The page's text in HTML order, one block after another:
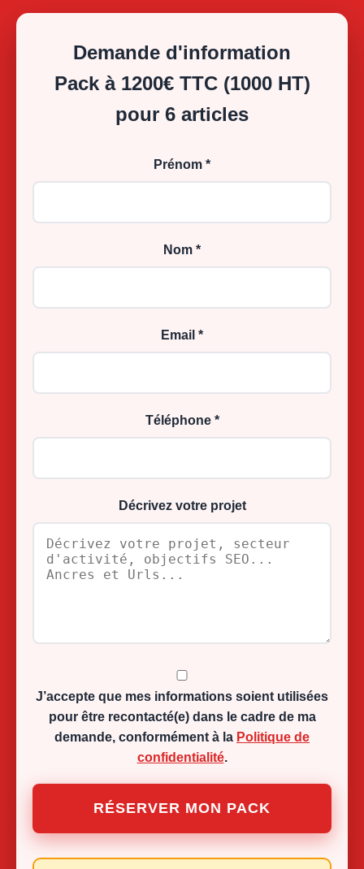
Demande d'information
Pack à 1200€ TTC (1000 HT)
pour 6 articles
Prénom *
Nom *
Email *
Téléphone *
Décrivez votre projet
J’accepte que mes informations soient utilisées
pour être recontacté(e) dans le cadre de ma
demande, conformément à la Politique de
confidentialité.
RÉSERVER MON PACK